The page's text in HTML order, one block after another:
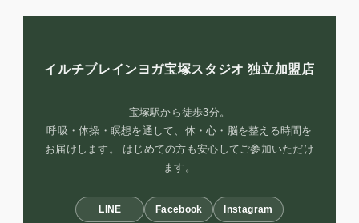
イルチブレインヨガ宝塚スタジオ独立加盟店
宝塚駅から徒歩3分。
呼吸・体操・瞑想を通して、体・心・脳を整える時間を
お届けします。 はじめての方も安心してご参加いただけ
ます。
LINE Facebook Instagram